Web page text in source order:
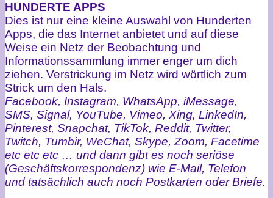
HUNDERTE APPS
Dies ist nur eine kleine Auswahl von Hunderten
Apps, die das Internet anbietet und auf diese
Weise ein Netz der Beobachtung und
Informationssammlung immer enger um dich
ziehen. Verstrickung im Netz wird wörtlich zum
Strick um den Hals.
Facebook, Instagram, WhatsApp, iMessage,
SMS, Signal, YouTube, Vimeo, Xing, LinkedIn,
Pinterest, Snapchat, TikTok, Reddit, Twitter,
Twitch, Tumbir, WeChat, Skype, Zoom, Facetime
etc etc etc … und dann gibt es noch seriöse
(Geschäftskorrespondenz) wie E-Mail, Telefon
und tatsächlich auch noch Postkarten oder Briefe.